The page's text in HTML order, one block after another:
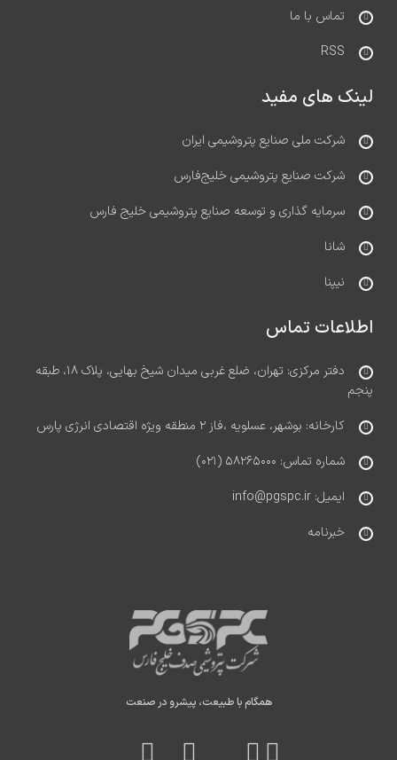
تماس با ما
RSS
لینک های مفید
شرکت ملی صنایع پتروشیمی ایران
شرکت صنایع پتروشیمی خلیج‌فارس
سرمایه گذاری و توسعه صنایع پتروشیمی خلیج فارس
شانا
نیپنا
اطلاعات تماس
دفتر مرکزی: تهران، ضلع غربی میدان شیخ بهایی، پلاک ۱۸، طبقه
پنجم
کارخانه: بوشهر، عسلویه ،فاز ۲ منطقه ویژه اقتصادی انرژی پارس
شماره تماس: ۵۸۲۶۵۰۰۰ (۰۲۱)
ایمیل: info@pgspc.ir
خبرنامه
همگام با طبیعت، پیشرو در صنعت